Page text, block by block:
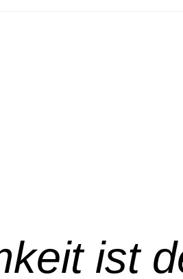
ist